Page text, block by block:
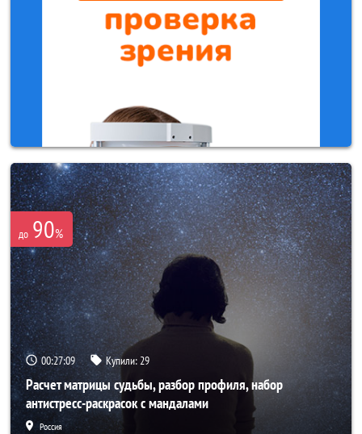
до 90%
00:27:06 Купили:29
Расчет матрицы судьбы, разбор профиля, набор
антистресс-раскрасок с мандалами
Россия